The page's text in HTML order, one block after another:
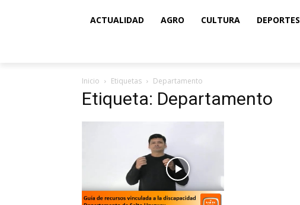
ACTUALIDAD AGRO CULTURA DEPORTES
Inicio Etiquetas Departamento
Etiqueta: Departamento